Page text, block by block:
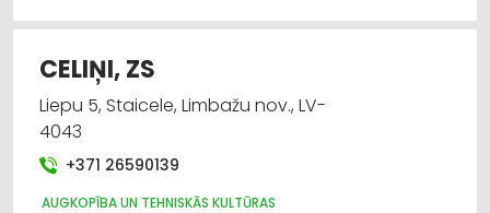
CELIŅI, ZS
Liepu 5, Staicele, Limbažu nov., LV-
4043
+371 26590139
AUGKOPĪBA UN TEHNISKĀS KULTŪRAS